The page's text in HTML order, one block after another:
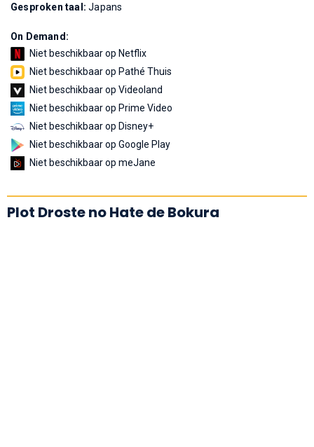
Gesproken taal:Japans
On Demand:
Niet beschikbaar op Netflix
Niet beschikbaar op Pathé Thuis
Niet beschikbaar op Videoland
Niet beschikbaar op Prime Video
Niet beschikbaar op Disney+
Niet beschikbaar op Google Play
Niet beschikbaar op meJane
Plot Droste no Hate de Bokura